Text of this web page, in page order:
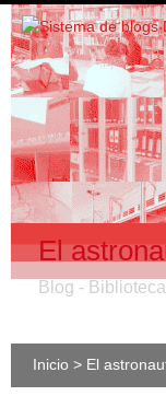
El
Blog -
Inicio > El